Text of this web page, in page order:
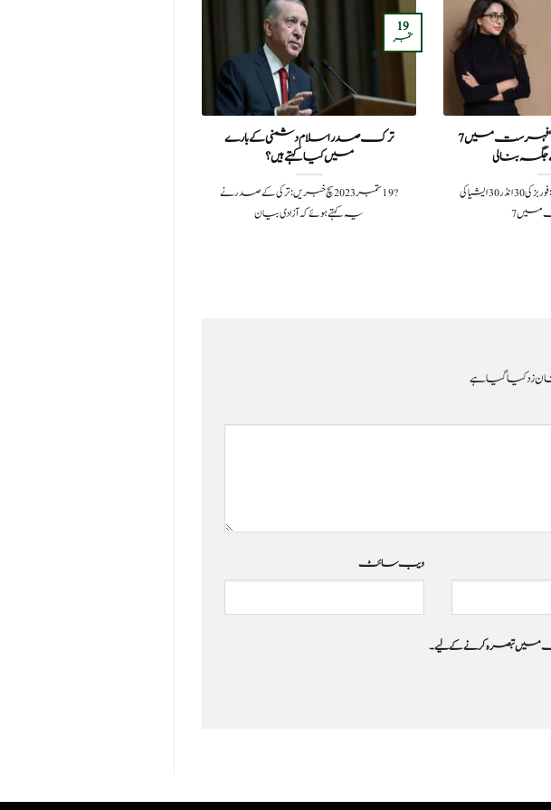
فوربز کی ’30 انڈر 30 ایشیا‘ فہرست میں 7
جگہ بنا لی
?️ 19 مئی 2024سچ خبریں: فوربز کی 30 انڈر 30 ایشیا کی
7
ترک صدر اسلام دشمنی کے بارے
میں کیا کہتے ہیں؟
?️ 19 ستمبر 2023سچ خبریں: ترکی کے صدر نے
یہ کہتے ہوئے کہ آزادی بیان
19
ستمبر
زد کیا گیا ہے
ویب‌ سائٹ
جب میں تبصرہ کرنے کےلیے۔